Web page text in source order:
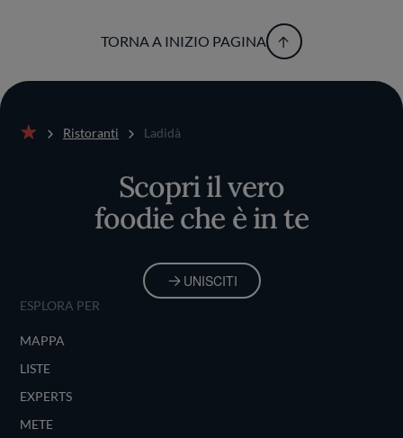
TORNA A INIZIO PAGINA
Ristoranti Ladidà
Scopri il vero
foodie che è in te
UNISCITI
ESPLORA PER
MAPPA
LISTE
EXPERTS
METE